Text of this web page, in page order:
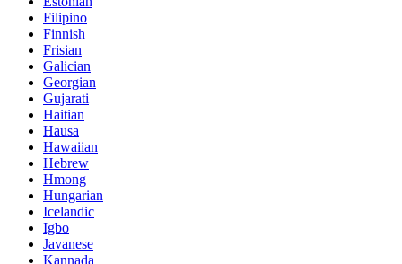
Filipino
Finnish
Frisian
Galician
Georgian
Gujarati
Haitian
Hausa
Hawaiian
Hebrew
Hmong
Hungarian
Icelandic
Igbo
Javanese
Kannada